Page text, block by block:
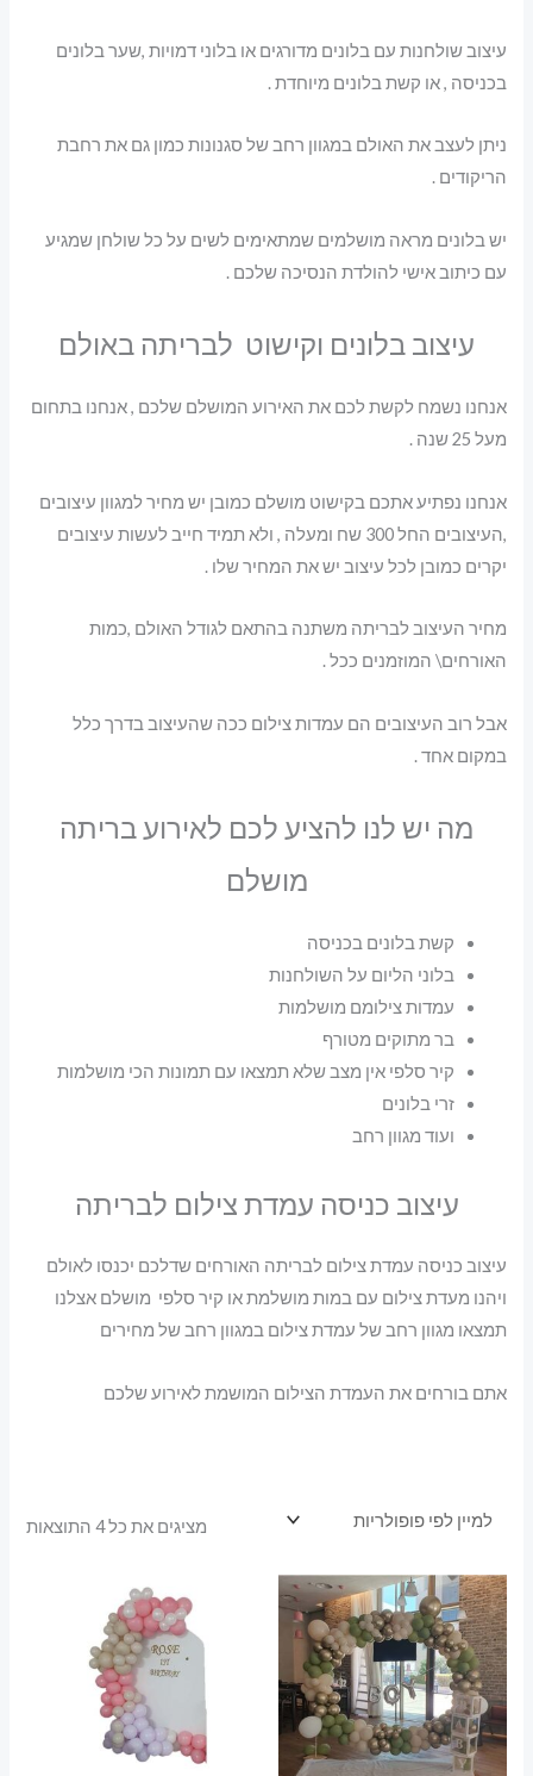
עיצוב שולחנות עם בלונים מדורגים או בלוני דמויות ,שער בלונים
בכניסה , או קשת בלונים מיוחדת .
ניתן לעצב את האולם במגוון רחב של סגנונות כמון גם את רחבת
הריקודים .
יש בלונים מראה מושלמים שמתאימים לשים על כל שולחן שמגיע
עם כיתוב אישי להולדת הנסיכה שלכם .
עיצוב בלונים וקישוט לבריתה באולם
אנחנו נשמח לקשת לכם את האירוע המושלם שלכם , אנחנו בתחום
מעל 25 שנה .
אנחנו נפתיע אתכם בקישוט מושלם כמובן יש מחיר למגוון עיצובים
,העיצובים החל 300 שח ומעלה , ולא תמיד חייב לעשות עיצובים
יקרים כמובן לכל עיצוב יש את המחיר שלו .
מחיר העיצוב לבריתה משתנה בהתאם לגודל האולם ,כמות
האורחים\ המוזמנים ככל .
אבל רוב העיצובים הם עמדות צילום ככה שהעיצוב בדרך כלל
במקום אחד .
מה יש לנו להציע לכם לאירוע בריתה
מושלם
קשת בלונים בכניסה
בלוני הליום על השולחנות
עמדות צילומם מושלמות
בר מתוקים מטורף
קיר סלפי אין מצב שלא תמצאו עם תמונות הכי מושלמות
זרי בלונים
ועוד מגוון רחב
עיצוב כניסה עמדת צילום לבריתה
עיצוב כניסה עמדת צילום לבריתה האורחים שדלכם יכנסו לאולם
ויהנו מעדת צילום עם במות מושלמת או קיר סלפי מושלם אצלנו
תמצאו מגוון רחב של עמדת צילום במגוון רחב של מחירים
אתם בורחים את העמדת הצילום המושמת לאירוע שלכם
מציגים את כל ⁦4⁩ התוצאות